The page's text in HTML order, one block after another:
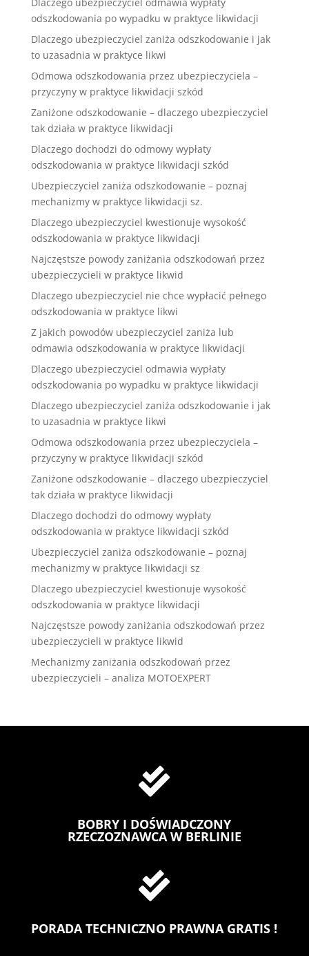
Dlaczego ubezpieczyciel odmawia wypłaty
odszkodowania po wypadku w praktyce likwidacji
Dlaczego ubezpieczyciel zaniża odszkodowanie i jak
to uzasadnia w praktyce likwi
Odmowa odszkodowania przez ubezpieczyciela –
przyczyny w praktyce likwidacji szkód
Zaniżone odszkodowanie – dlaczego ubezpieczyciel
tak działa w praktyce likwidacji
Dlaczego dochodzi do odmowy wypłaty
odszkodowania w praktyce likwidacji szkód
Ubezpieczyciel zaniża odszkodowanie – poznaj
mechanizmy w praktyce likwidacji sz.
Dlaczego ubezpieczyciel kwestionuje wysokość
odszkodowania w praktyce likwidacji
Najczęstsze powody zaniżania odszkodowań przez
ubezpieczycieli w praktyce likwid
Dlaczego ubezpieczyciel nie chce wypłacić pełnego
odszkodowania w praktyce likwi
Z jakich powodów ubezpieczyciel zaniża lub
odmawia odszkodowania w praktyce likwidacji
Dlaczego ubezpieczyciel odmawia wypłaty
odszkodowania po wypadku w praktyce likwidacji
Dlaczego ubezpieczyciel zaniża odszkodowanie i jak
to uzasadnia w praktyce likwi
Odmowa odszkodowania przez ubezpieczyciela –
przyczyny w praktyce likwidacji szkód
Zaniżone odszkodowanie – dlaczego ubezpieczyciel
tak działa w praktyce likwidacji
Dlaczego dochodzi do odmowy wypłaty
odszkodowania w praktyce likwidacji szkód
Ubezpieczyciel zaniża odszkodowanie – poznaj
mechanizmy w praktyce likwidacji sz
Dlaczego ubezpieczyciel kwestionuje wysokość
odszkodowania w praktyce likwidacji
Najczęstsze powody zaniżania odszkodowań przez
ubezpieczycieli w praktyce likwid
Mechanizmy zaniżania odszkodowań przez
ubezpieczycieli – analiza MOTOEXPERT

BOBRY I DOŚWIADCZONY
RZECZOZNAWCA W BERLINIE

PORADA TECHNICZNO PRAWNA GRATIS !